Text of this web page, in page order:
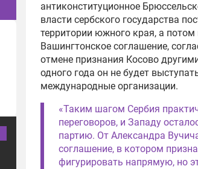
антиконституционное
власти сербского государства
территории южного края, а потом
Вашингтонское соглашение,
отмене признания Косово
одного года он не будет
международные организации.
«Таким шагом Сербия
переговоров, и Западу
партию. От Александра
соглашение, в котором
фигурировать напрямую, но